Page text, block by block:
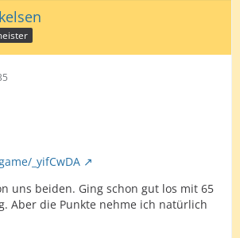
_yifCwDA
uns beiden. Ging schon gut los mit 65
Aber die Punkte nehme ich natürlich